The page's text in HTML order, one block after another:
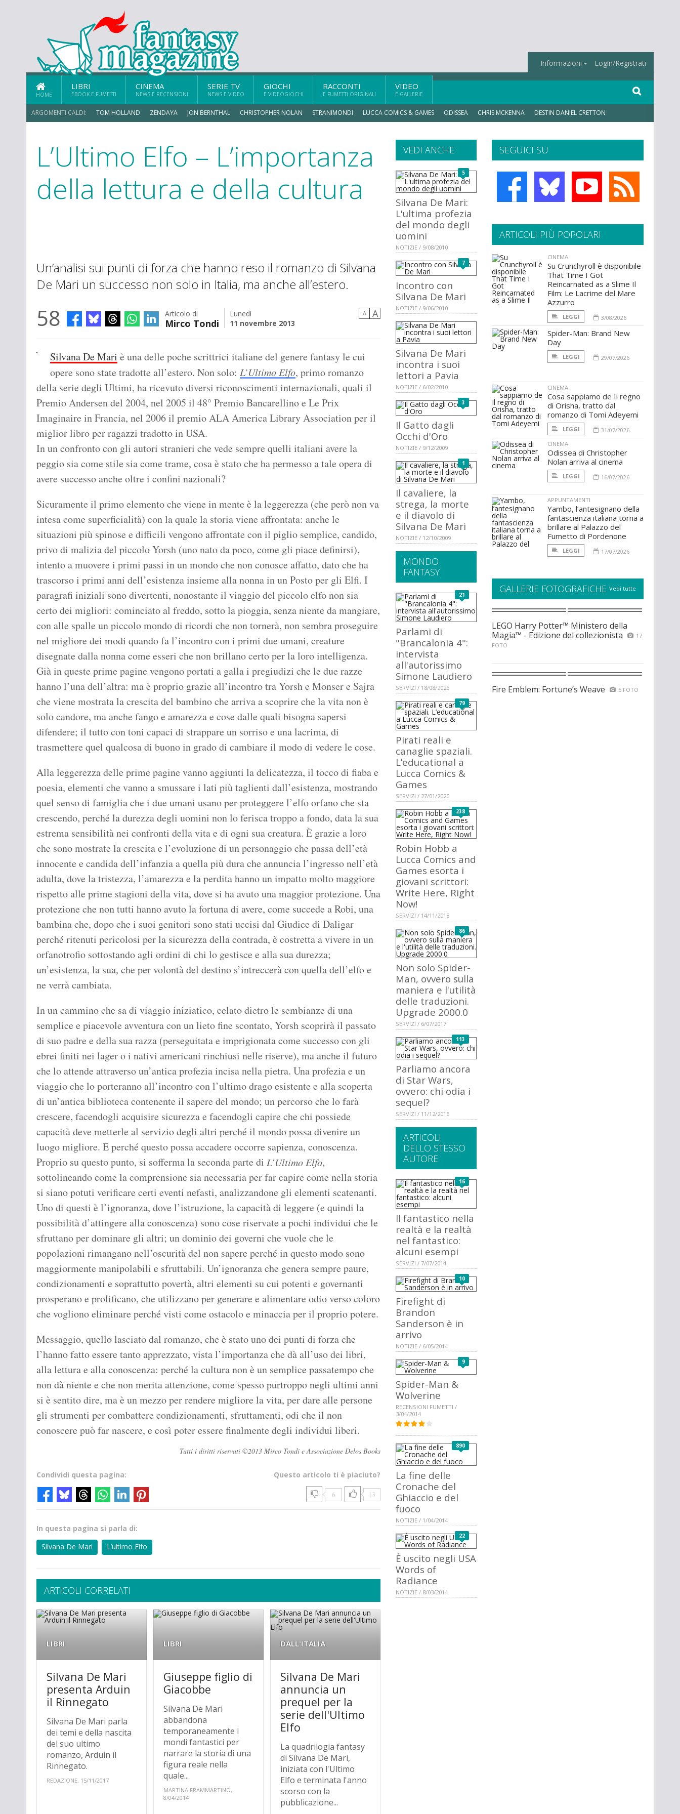
Informazioni Login/Registrati
HOME
LIBRI
EBOOK E FUMETTI
CINEMA
NEWS E RECENSIONI
SERIE TV
NEWS E VIDEO
GIOCHI
E VIDEOGIOCHI
RACCONTI
E FUMETTI ORIGINALI
VIDEO
E GALLERIE
ARGOMENTI CALDI: TOM HOLLAND ZENDAYA JON BERNTHAL CHRISTOPHER NOLAN STRANIMONDI LUCCA COMICS & GAMES ODISSEA CHRIS MCKENNA DESTIN DANIEL CRETTON
L’Ultimo Elfo – L’importanza
della lettura e della cultura
Un’analisi sui punti di forza che hanno reso il romanzo di Silvana
De Mari un successo non solo in Italia, ma anche all’estero.
58 Articolo di
Mirco Tondi
Lunedì
11 novembre 2013
A A
Silvana De Mari è una delle poche scrittrici italiane del genere fantasy le cui
opere sono state tradotte all’estero. Non solo: L’Ultimo Elfo, primo romanzo
della serie degli Ultimi, ha ricevuto diversi riconoscimenti internazionali, quali il
Premio Andersen del 2004, nel 2005 il 48° Premio Bancarellino e Le Prix
Imaginaire in Francia, nel 2006 il premio ALA America Library Association per il
miglior libro per ragazzi tradotto in USA.
In un confronto con gli autori stranieri che vede sempre quelli italiani avere la
peggio sia come stile sia come trame, cosa è stato che ha permesso a tale opera di
avere successo anche oltre i confini nazionali?
Sicuramente il primo elemento che viene in mente è la leggerezza (che però non va
intesa come superficialità) con la quale la storia viene affrontata: anche le
situazioni più spinose e difficili vengono affrontate con il piglio semplice, candido,
privo di malizia del piccolo Yorsh (uno nato da poco, come gli piace definirsi),
intento a muovere i primi passi in un mondo che non conosce affatto, dato che ha
trascorso i primi anni dell’esistenza insieme alla nonna in un Posto per gli Elfi. I
paragrafi iniziali sono divertenti, nonostante il viaggio del piccolo elfo non sia
certo dei migliori: cominciato al freddo, sotto la pioggia, senza niente da mangiare,
con alle spalle un piccolo mondo di ricordi che non tornerà, non sembra proseguire
nel migliore dei modi quando fa l’incontro con i primi due umani, creature
disegnate dalla nonna come esseri che non brillano certo per la loro intelligenza.
Già in queste prime pagine vengono portati a galla i pregiudizi che le due razze
hanno l’una dell’altra: ma è proprio grazie all’incontro tra Yorsh e Monser e Sajra
che viene mostrata la crescita del bambino che arriva a scoprire che la vita non è
solo candore, ma anche fango e amarezza e cose dalle quali bisogna sapersi
difendere; il tutto con toni capaci di strappare un sorriso e una lacrima, di
trasmettere quel qualcosa di buono in grado di cambiare il modo di vedere le cose.
Alla leggerezza delle prime pagine vanno aggiunti la delicatezza, il tocco di fiaba e
poesia, elementi che vanno a smussare i lati più taglienti dall’esistenza, mostrando
quel senso di famiglia che i due umani usano per proteggere l’elfo orfano che sta
crescendo, perché la durezza degli uomini non lo ferisca troppo a fondo, data la sua
estrema sensibilità nei confronti della vita e di ogni sua creatura. È grazie a loro
che sono mostrate la crescita e l’evoluzione di un personaggio che passa dell’età
innocente e candida dell’infanzia a quella più dura che annuncia l’ingresso nell’età
adulta, dove la tristezza, l’amarezza e la perdita hanno un impatto molto maggiore
rispetto alle prime stagioni della vita, dove si ha avuto una maggior protezione. Una
protezione che non tutti hanno avuto la fortuna di avere, come succede a Robi, una
bambina che, dopo che i suoi genitori sono stati uccisi dal Giudice di Daligar
perché ritenuti pericolosi per la sicurezza della contrada, è costretta a vivere in un
orfanotrofio sottostando agli ordini di chi lo gestisce e alla sua durezza;
un’esistenza, la sua, che per volontà del destino s’intreccerà con quella dell’elfo e
ne verrà cambiata.
In un cammino che sa di viaggio iniziatico, celato dietro le sembianze di una
semplice e piacevole avventura con un lieto fine scontato, Yorsh scoprirà il passato
di suo padre e della sua razza (perseguitata e imprigionata come successo con gli
ebrei finiti nei lager o i nativi americani rinchiusi nelle riserve), ma anche il futuro
che lo attende attraverso un’antica profezia incisa nella pietra. Una profezia e un
viaggio che lo porteranno all’incontro con l’ultimo drago esistente e alla scoperta
di un’antica biblioteca contenente il sapere del mondo; un percorso che lo farà
crescere, facendogli acquisire sicurezza e facendogli capire che chi possiede
capacità deve metterle al servizio degli altri perché il mondo possa divenire un
luogo migliore. E perché questo possa accadere occorre sapienza, conoscenza.
Proprio su questo punto, si sofferma la seconda parte di L’Ultimo Elfo,
sottolineando come la comprensione sia necessaria per far capire come nella storia
si siano potuti verificare certi eventi nefasti, analizzandone gli elementi scatenanti.
Uno di questi è l’ignoranza, dove l’istruzione, la capacità di leggere (e quindi la
possibilità d’attingere alla conoscenza) sono cose riservate a pochi individui che le
sfruttano per dominare gli altri; un dominio dei governi che vuole che le
popolazioni rimangano nell’oscurità del non sapere perché in questo modo sono
maggiormente manipolabili e sfruttabili. Un’ignoranza che genera sempre paure,
condizionamenti e soprattutto povertà, altri elementi su cui potenti e governanti
prosperano e prolificano, che utilizzano per generare e alimentare odio verso coloro
che vogliono eliminare perché visti come ostacolo e minaccia per il proprio potere.
Messaggio, quello lasciato dal romanzo, che è stato uno dei punti di forza che
l’hanno fatto essere tanto apprezzato, vista l’importanza che dà all’uso dei libri,
alla lettura e alla conoscenza: perché la cultura non è un semplice passatempo che
non dà niente e che non merita attenzione, come spesso purtroppo negli ultimi anni
si è sentito dire, ma è un mezzo per rendere migliore la vita, per dare alle persone
gli strumenti per combattere condizionamenti, sfruttamenti, odi che il non
conoscere può far nascere, e così poter essere finalmente degli individui liberi.
Tutti i diritti riservati ©2013 Mirco Tondi e Associazione Delos Books
Questo articolo ti è piaciuto?
6 13
Condividi questa pagina:
In questa pagina si parla di:
Silvana De Mari
L’ultimo Elfo
ARTICOLI CORRELATI
LIBRI
Silvana De Mari
presenta Arduin
il Rinnegato
Silvana De Mari parla
dei temi e della nascita
del suo ultimo
romanzo, Arduin il
Rinnegato.
REDAZIONE, 15/11/2017
LIBRI
Giuseppe figlio di
Giacobbe
Silvana De Mari
abbandona
temporaneamente i
mondi fantastici per
narrare la storia di una
figura reale nella
quale...
MARTINA FRAMMARTINO,
8/04/2014
DALL'ITALIA
Silvana De Mari
annuncia un
prequel per la
serie dell'Ultimo
Elfo
La quadrilogia fantasy
di Silvana De Mari,
iniziata con l'Ultimo
Elfo e terminata l'anno
scorso con la
pubblicazione...
SEGUICI SU
VEDI ANCHE
5
Silvana De Mari:
L'ultima profezia
del mondo degli
uomini
NOTIZIE / 9/08/2010
7
Incontro con
Silvana De Mari
NOTIZIE / 9/06/2010
Silvana De Mari
incontra i suoi
lettori a Pavia
NOTIZIE / 6/02/2010
3
Il Gatto dagli
Occhi d'Oro
NOTIZIE / 9/12/2009
1
Il cavaliere, la
strega, la morte
e il diavolo di
Silvana De Mari
NOTIZIE / 12/10/2009
MONDO
FANTASY
21
Parlami di
"Brancalonia 4":
intervista
all'autorissimo
Simone Laudiero
SERVIZI / 18/08/2025
79
Pirati reali e
canaglie spaziali.
L’educational a
Lucca Comics &
Games
SERVIZI / 27/01/2020
238
Robin Hobb a
Lucca Comics and
Games esorta i
giovani scrittori:
Write Here, Right
Now!
SERVIZI / 14/11/2018
86
Non solo Spider-
Man, ovvero sulla
maniera e l'utilità
delle traduzioni.
Upgrade 2000.0
SERVIZI / 6/07/2017
113
Parliamo ancora
di Star Wars,
ovvero: chi odia i
sequel?
SERVIZI / 11/12/2016
ARTICOLI
DELLO STESSO
AUTORE
16
Il fantastico nella
realtà e la realtà
nel fantastico:
alcuni esempi
SERVIZI / 7/07/2014
10
Firefight di
Brandon
Sanderson è in
arrivo
NOTIZIE / 6/05/2014
9
Spider-Man &
Wolverine
RECENSIONI FUMETTI /
3/04/2014
890
La fine delle
Cronache del
Ghiaccio e del
fuoco
NOTIZIE / 1/04/2014
22
È uscito negli USA
Words of
Radiance
NOTIZIE / 8/03/2014
ARTICOLI PIÙ POPOLARI
CINEMA
Su Crunchyroll è disponibile
That Time I Got
Reincarnated as a Slime Il
Film: Le Lacrime del Mare
Azzurro
LEGGI 3/08/2026
Spider-Man: Brand New
Day
LEGGI 29/07/2026
CINEMA
Cosa sappiamo de Il regno
di Orisha, tratto dal
romanzo di Tomi Adeyemi
LEGGI
31/07/2026
CINEMA
Odissea di Christopher
Nolan arriva al cinema
LEGGI 16/07/2026
APPUNTAMENTI
Yambo, l’antesignano della
fantascienza italiana torna a
brillare al Palazzo del
Fumetto di Pordenone
LEGGI 17/07/2026
GALLERIE FOTOGRAFICHE Vedi tutte
LEGO Harry Potter™ Ministero della
Magia™ - Edizione del collezionista
17
FOTO
Fire Emblem: Fortune’s Weave 5 FOTO